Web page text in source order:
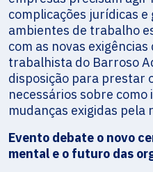
complicações jurídicas
ambientes de trabalho
com as novas
trabalhista do Barroso
disposição para prestar
necessários sobre
mudanças exigidas pela
Evento debate o novo
mental e o futuro das